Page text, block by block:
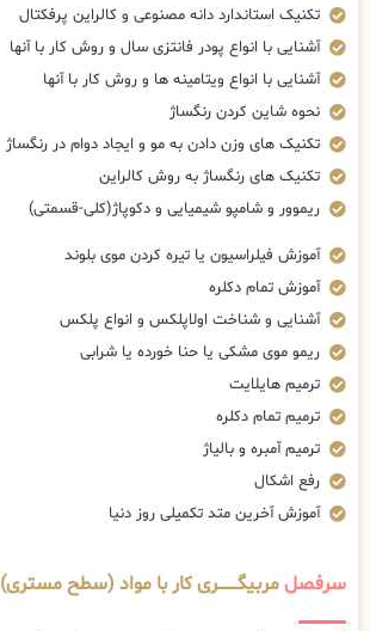
تکنیک استاندارد دانه مصنوعی و کالراین پرفکتال
آشنایی با انواع پودر فانتزی سال و روش کار با آنها
آشنایی با انواع ویتامینه ها و روش کار با آنها
نحوه شاین کردن رنگساژ
تکنیک های وزن دادن به مو و ایجاد دوام در رنگساژ
تکنیک های رنگساژ به روش کالراین
ریموور و شامپو شیمیایی و دکوپاژ(کلی-قسمتی)
آموزش فیلراسیون یا تیره کردن موی بلوند
آموزش تمام دکلره
آشنایی و شناخت اولاپلکس و انواع پلکس
ریمو موی مشکی یا حنا خورده یا شرابی
ترمیم هایلایت
ترمیم تمام دکلره
ترمیم آمبره و بالیاژ
رفع اشکال
آموزش آخرین متد تکمیلی روز دنیا
سرفصلمربیگــــــــری کار با مواد (سطح مستری)